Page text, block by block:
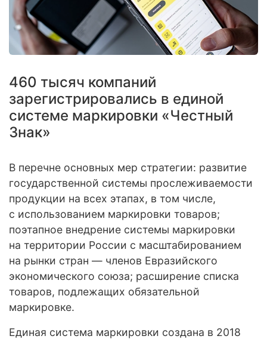
460 тысяч компаний
зарегистрировались в единой
системе маркировки «Честный
Знак»
В перечне основных мер стратегии: развитие
государственной системы прослеживаемости
продукции на всех этапах, в том числе,
с использованием маркировки товаров;
поэтапное внедрение системы маркировки
на территории России с масштабированием
на рынки стран — членов Евразийского
экономического союза; расширение списка
товаров, подлежащих обязательной
маркировке.
Единая система маркировки создана в 2018